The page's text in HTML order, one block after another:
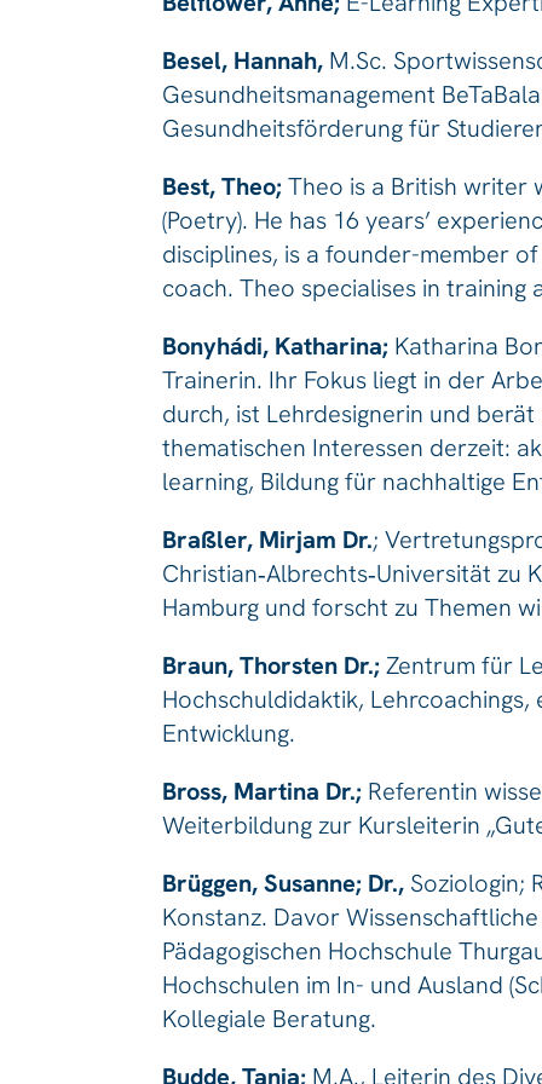
Besel, Hannah, M.Sc.
Gesundheitsmanagement
Gesundheitsförderung für
Best, Theo;Theo is a British writer
(Poetry). He has 16 years’
disciplines, is a founder-member
coach. Theo specialises in
Bonyhádi, Katharina; Katharina
Trainerin. Ihr Fokus liegt in der
durch, ist Lehrdesignerin und
thematischen Interessen derzeit:
learning, Bildung für nachhaltige
Braßler, Mirjam Dr.;
Christian‑Albrechts‑Universität
Hamburg und forscht zu Themen
Braun, Thorsten Dr.;Zentrum für
Hochschuldidaktik,
Entwicklung.
Bross, Martina Dr.; Referentin
Weiterbildung zur Kursleiterin
Brüggen, Susanne; Dr., Soziologin;
Konstanz. Davor
Pädagogischen Hochschule
Hochschulen im In- und Ausland
Kollegiale Beratung.
Budde, Tanja; M.A., Leiterin des